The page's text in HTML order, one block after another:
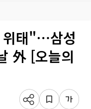
위태"⋯삼성
外 [오늘의